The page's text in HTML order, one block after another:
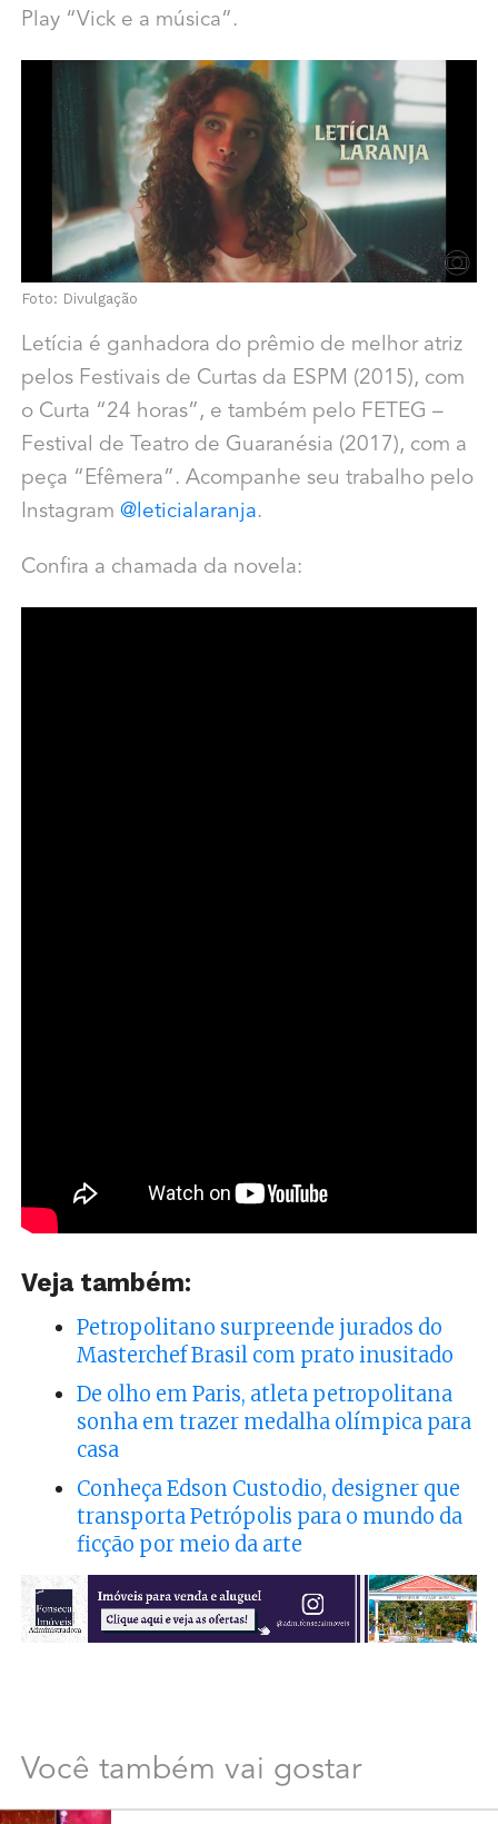
Play “Vick e a música”.
Foto: Divulgação
Letícia é ganhadora do prêmio de melhor atriz
pelos Festivais de Curtas da ESPM (2015), com
o Curta “24 horas”, e também pelo FETEG –
Festival de Teatro de Guaranésia (2017), com a
peça “Efêmera”. Acompanhe seu trabalho pelo
Instagram @leticialaranja.
Confira a chamada da novela:
Veja também:
Petropolitano surpreende jurados do
Masterchef Brasil com prato inusitado
De olho em Paris, atleta petropolitana
sonha em trazer medalha olímpica para
casa
Conheça Edson Custodio, designer que
transporta Petrópolis para o mundo da
ficção por meio da arte
Você também vai gostar